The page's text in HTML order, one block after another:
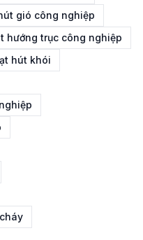
gió công nghiệp
hướng trục công nghiệp
hút khói